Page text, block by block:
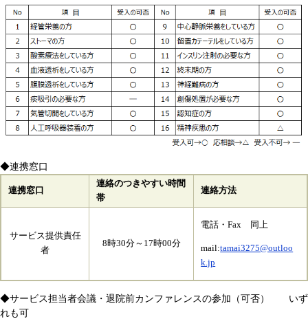
◆連携窓口
連携窓口
連絡のつきやすい時間
帯
連絡方法
サービス提供責任
者
8時30分～17時00分
電話・Fax 同上
mail:tamai3275@outloo
k.jp
◆サービス担当者会議・退院前カンファレンスの参加（可否） いず
れも可